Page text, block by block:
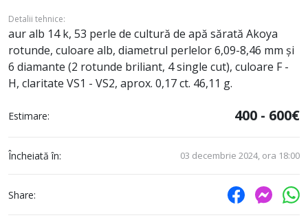
Detalii tehnice:
aur alb 14 k, 53 perle de cultură de apă sărată Akoya
rotunde, culoare alb, diametrul perlelor 6,09-8,46 mm și
6 diamante (2 rotunde briliant, 4 single cut), culoare F -
H, claritate VS1 - VS2, aprox. 0,17 ct. 46,11 g.
Estimare: 400 - 600€
Încheiată în: 03 decembrie 2024, ora 18:00
Share: